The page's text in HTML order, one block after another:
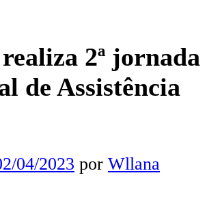
2ª jornada
de Assistência
04/2023 por Wllana